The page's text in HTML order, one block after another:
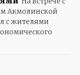
Акмолинской
с жителями